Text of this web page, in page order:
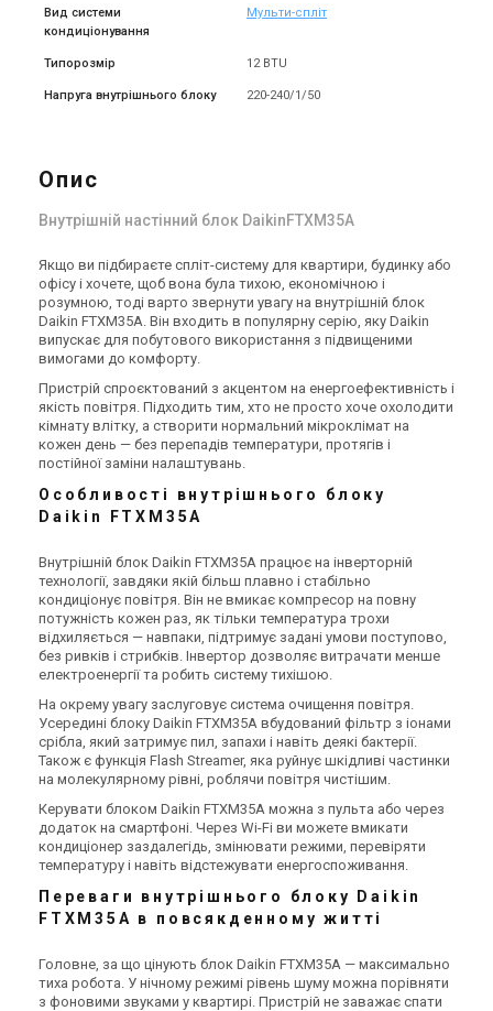
Вид системи
кондиціонування
Мульти-спліт
Типорозмір 12 BTU
Напруга внутрішнього блоку 220-240/1/50
Опис
Внутрішній настінний блок DaikinFTXM35A
Якщо ви підбираєте спліт-систему для квартири, будинку або
офісу і хочете, щоб вона була тихою, економічною і
розумною, тоді варто звернути увагу на внутрішній блок
Daikin FTXM35A. Він входить в популярну серію, яку Daikin
випускає для побутового використання з підвищеними
вимогами до комфорту.
Пристрій спроєктований з акцентом на енергоефективність і
якість повітря. Підходить тим, хто не просто хоче охолодити
кімнату влітку, а створити нормальний мікроклімат на
кожен день — без перепадів температури, протягів і
постійної заміни налаштувань.
Особливості внутрішнього блоку
Daikin FTXM35A
Внутрішній блок Daikin FTXM35A працює на інверторній
технології, завдяки якій більш плавно і стабільно
кондиціонує повітря. Він не вмикає компресор на повну
потужність кожен раз, як тільки температура трохи
відхиляється — навпаки, підтримує задані умови поступово,
без ривків і стрибків. Інвертор дозволяє витрачати менше
електроенергії та робить систему тихішою.
На окрему увагу заслуговує система очищення повітря.
Усередині блоку Daikin FTXM35A вбудований фільтр з іонами
срібла, який затримує пил, запахи і навіть деякі бактерії.
Також є функція Flash Streamer, яка руйнує шкідливі частинки
на молекулярному рівні, роблячи повітря чистішим.
Керувати блоком Daikin FTXM35A можна з пульта або через
додаток на смартфоні. Через Wi-Fi ви можете вмикати
кондиціонер заздалегідь, змінювати режими, перевіряти
температуру і навіть відстежувати енергоспоживання.
Переваги внутрішнього блоку Daikin
FTXM35A в повсякденному житті
Головне, за що цінують блок Daikin FTXM35A — максимально
тиха робота. У нічному режимі рівень шуму можна порівняти
з фоновими звуками у квартирі. Пристрій не заважає спати